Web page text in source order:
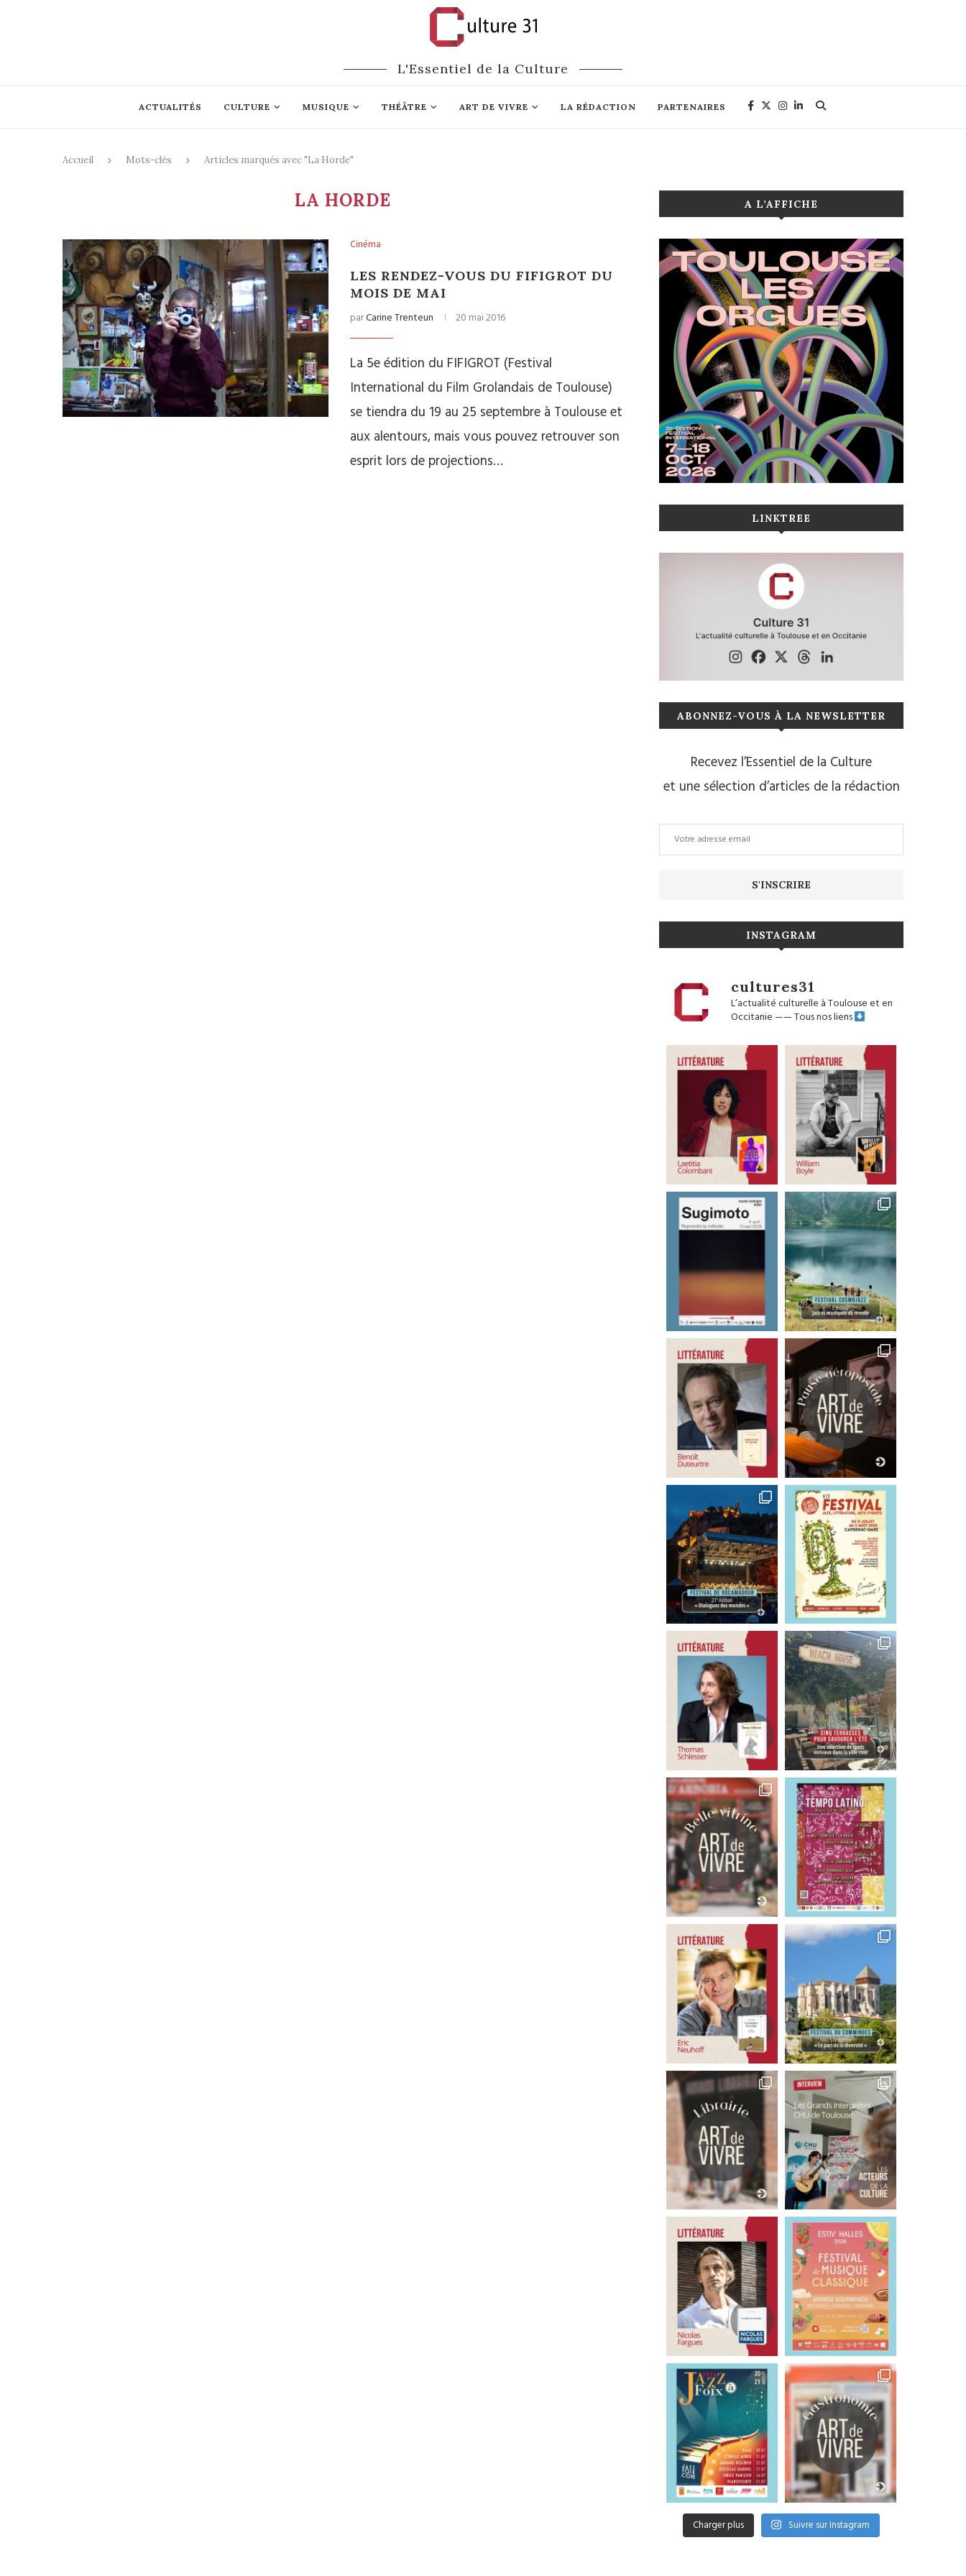
L'Essentiel de la Culture
ACTUALITÉS CULTURE MUSIQUE THÉÂTRE ART DE VIVRE LA RÉDACTION PARTENAIRES
Accueil Mots-clés Articles marqués avec "La Horde"
LA HORDE
Cinéma
LES RENDEZ-VOUS DU FIFIGROT DU
MOIS DE MAI
parCarine Trenteun 20 mai 2016
La 5e édition du FIFIGROT (Festival
International du Film Grolandais de Toulouse)
se tiendra du 19 au 25 septembre à Toulouse et
aux alentours, mais vous pouvez retrouver son
esprit lors de projections…
A L’AFFICHE
LINKTREE
ABONNEZ-VOUS À LA NEWSLETTER
Recevez l’Essentiel de la Culture
et une sélection d’articles de la rédaction
INSTAGRAM
cultures31
L’actualité culturelle à Toulouse et en
Occitanie——Tous nos liens
Charger plus Suivre sur Instagram